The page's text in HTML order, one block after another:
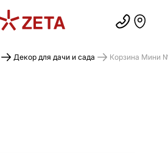
Декор для дачи и сада Корзина Мини